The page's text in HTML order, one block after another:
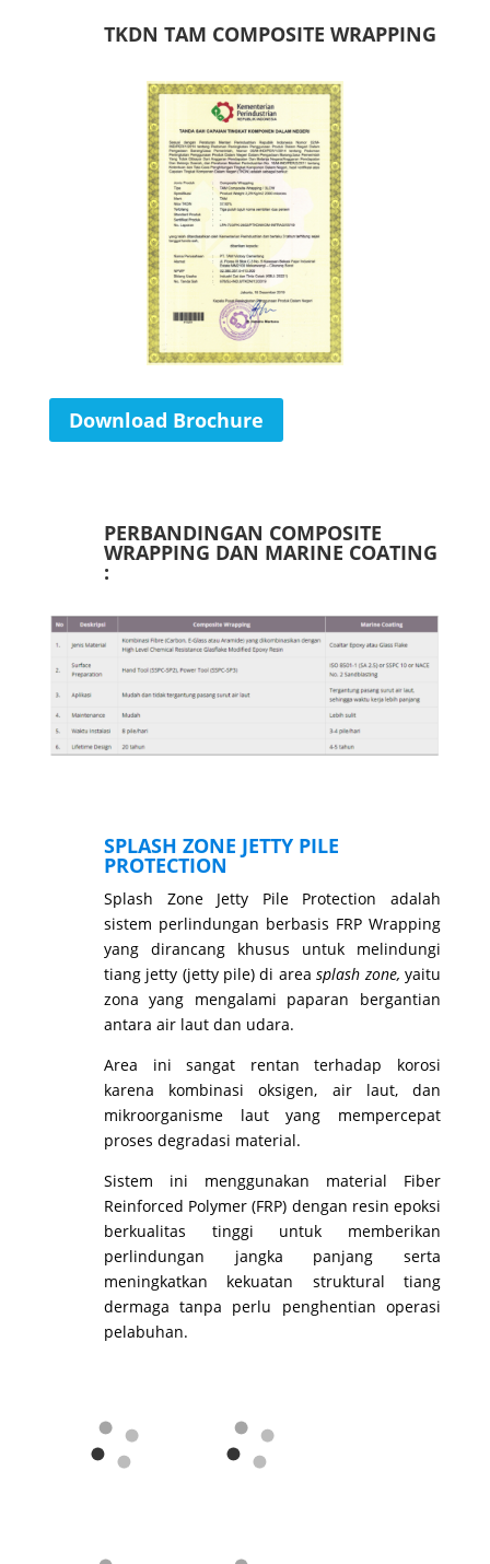
TKDN TAM COMPOSITE WRAPPING
Download Brochure
PERBANDINGAN COMPOSITE
WRAPPING DAN MARINE COATING
:
SPLASH ZONE JETTY PILE
PROTECTION
Splash Zone Jetty Pile Protection adalah
sistem perlindungan berbasis FRP Wrapping
yang dirancang khusus untuk melindungi
tiang jetty (jetty pile) di areasplash zone, yaitu
zona yang mengalami paparan bergantian
antara air laut dan udara.
Area ini sangat rentan terhadap korosi
karena kombinasi oksigen, air laut, dan
mikroorganisme laut yang mempercepat
proses degradasi material.
Sistem ini menggunakan material Fiber
Reinforced Polymer (FRP) dengan resin epoksi
berkualitas tinggi untuk memberikan
perlindungan jangka panjang serta
meningkatkan kekuatan struktural tiang
dermaga tanpa perlu penghentian operasi
pelabuhan.